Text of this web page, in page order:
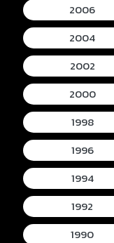
2006
2004
2002
2000
1998
1996
1994
1992
1990